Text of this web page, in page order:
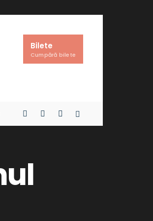
Bilete
Cumpără bilete